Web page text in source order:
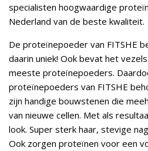
specialisten hoogwaardige
Nederland van de beste kwaliteit.
De proteïnepoeder van FITSHE
daarin uniek! Ook bevat het
meeste proteïnepoeders.
proteïnepoeders van FITSHE
zijn handige bouwstenen die
van nieuwe cellen. Met als
look. Super sterk haar, stevige
Ook zorgen proteïnen voor een